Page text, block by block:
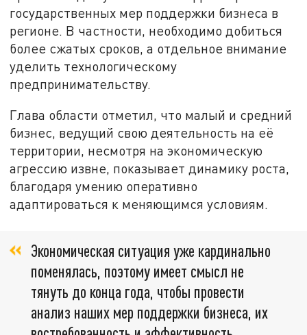
государственных мер поддержки бизнеса в
регионе. В частности, необходимо добиться
более сжатых сроков, а отдельное внимание
уделить технологическому
предпринимательству.
Глава области отметил, что малый и средний
бизнес, ведущий свою деятельность на её
территории, несмотря на экономическую
агрессию извне, показывает динамику роста,
благодаря умению оперативно
адаптироваться к меняющимся условиям.
Экономическая ситуация уже кардинально
поменялась, поэтому имеет смысл не
тянуть до конца года, чтобы провести
анализ наших мер поддержки бизнеса, их